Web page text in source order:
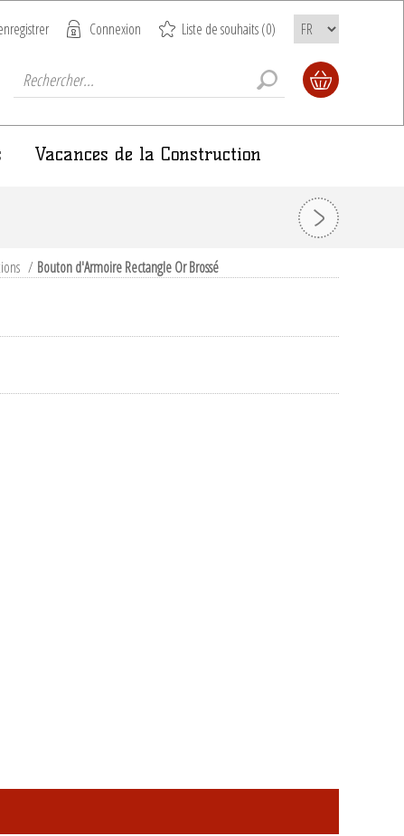
Connexion Liste de souhaits(0)
Vacances de la Construction
/ Bouton d'Armoire Rectangle Or Brossé